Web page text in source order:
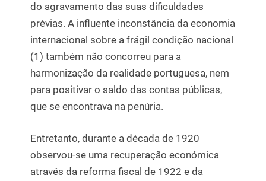
do agravamento das suas dificuldades
prévias. A influente inconstância da economia
internacional sobre a frágil condição nacional
(1) também não concorreu para a
harmonização da realidade portuguesa, nem
para positivar o saldo das contas públicas,
que se encontrava na penúria.
Entretanto, durante a década de 1920
observou-se uma recuperação económica
através da reforma fiscal de 1922 e da